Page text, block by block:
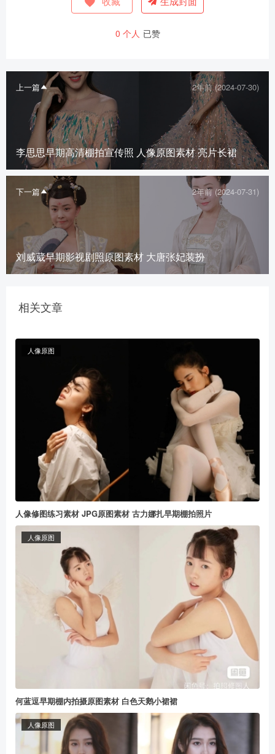
0 个人 已赞
上一篇 2年前 (2024-07-30)
李思思早期高清棚拍宣传照 人像原图素材 亮片长裙
下一篇 2年前 (2024-07-31)
刘威葳早期影视剧照原图素材 大唐张妃装扮
相关文章
人像原图
人像修图练习素材 JPG原图素材 古力娜扎早期棚拍照片
人像原图
何蓝逗早期棚内拍摄原图素材 白色天鹅小裙裙
人像原图